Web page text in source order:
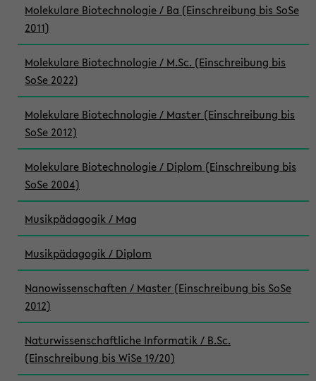
Molekulare Biotechnologie / Ba (Einschreibung bis SoSe
2011)
Molekulare Biotechnologie / M.Sc. (Einschreibung bis
SoSe 2022)
Molekulare Biotechnologie / Master (Einschreibung bis
SoSe 2012)
Molekulare Biotechnologie / Diplom (Einschreibung bis
SoSe 2004)
Musikpädagogik / Mag
Musikpädagogik / Diplom
Nanowissenschaften / Master (Einschreibung bis SoSe
2012)
Naturwissenschaftliche Informatik / B.Sc.
(Einschreibung bis WiSe 19/20)